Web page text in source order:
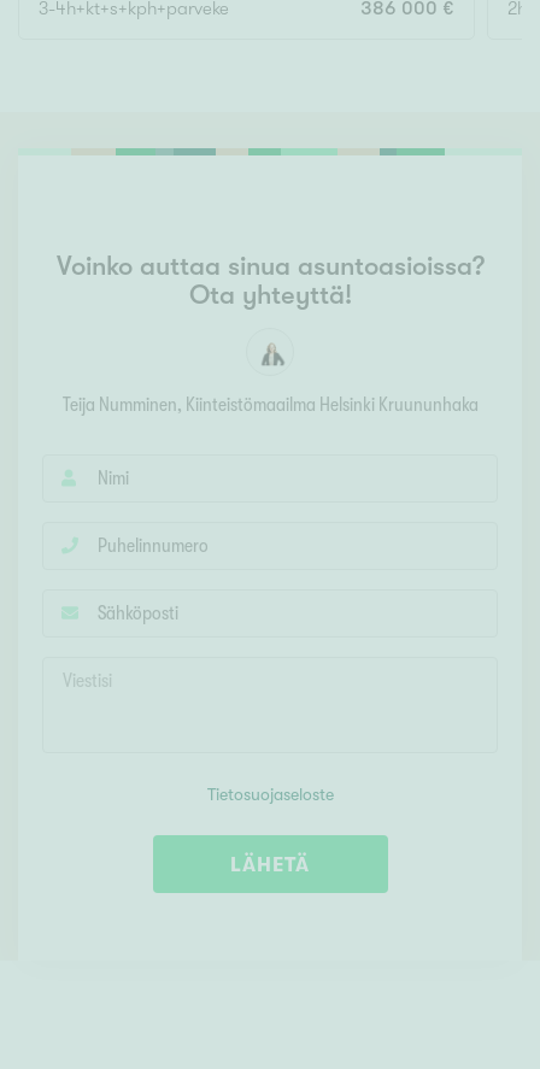
3-4h+kt+s+kph+parveke 386 000 € 2h,
Voinko auttaa sinua asuntoasioissa?
Ota yhteyttä!
Teija Numminen, Kiinteistömaailma Helsinki Kruununhaka
Tietosuojaseloste
LÄHETÄ